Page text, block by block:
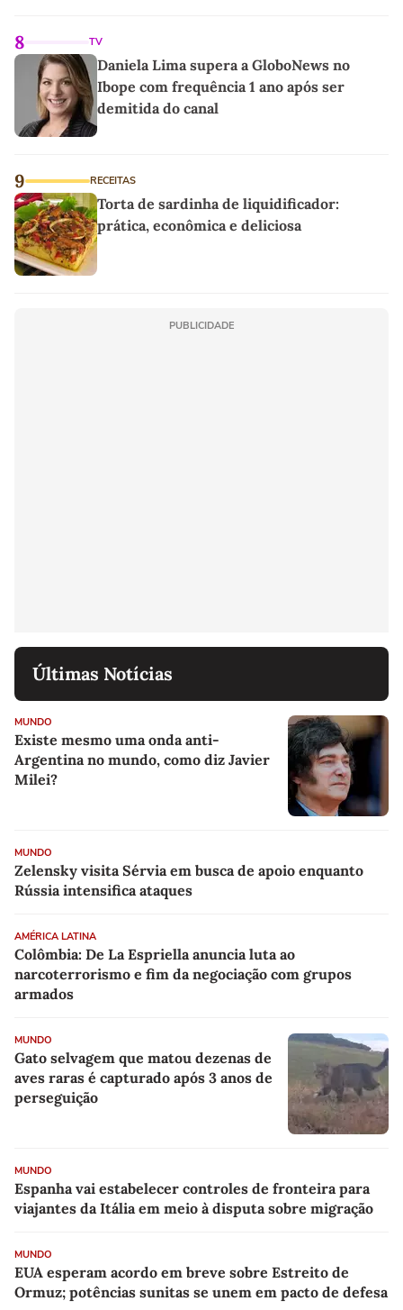
8 TV
Daniela Lima supera a GloboNews no
Ibope com frequência 1 ano após ser
demitida do canal
9 RECEITAS
Torta de sardinha de liquidificador:
prática, econômica e deliciosa
PUBLICIDADE
Últimas Notícias
MUNDO
Existe mesmo uma onda anti-
Argentina no mundo, como diz Javier
Milei?
MUNDO
Zelensky visita Sérvia em busca de apoio enquanto
Rússia intensifica ataques
AMÉRICA LATINA
Colômbia: De La Espriella anuncia luta ao
narcoterrorismo e fim da negociação com grupos
armados
MUNDO
Gato selvagem que matou dezenas de
aves raras é capturado após 3 anos de
perseguição
MUNDO
Espanha vai estabelecer controles de fronteira para
viajantes da Itália em meio à disputa sobre migração
MUNDO
EUA esperam acordo em breve sobre Estreito de
Ormuz; potências sunitas se unem em pacto de defesa